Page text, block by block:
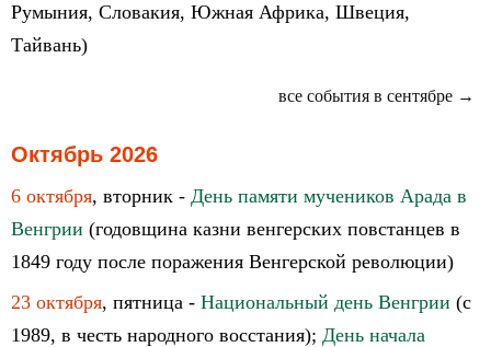
Румыния, Словакия, Южная Африка, Швеция,
Тайвань)
все события в сентябре →
Октябрь 2026
6 октября, вторник - День памяти мучеников Арада в
Венгрии (годовщина казни венгерских повстанцев в
1849 году после поражения Венгерской революции)
23 октября, пятница - Национальный день Венгрии (с
1989, в честь народного восстания); День начала